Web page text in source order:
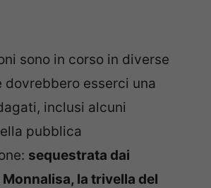
sono in corso in diverse
dovrebbero esserci una
inclusi alcuni
pubblica
sequestrata dai
la trivella del